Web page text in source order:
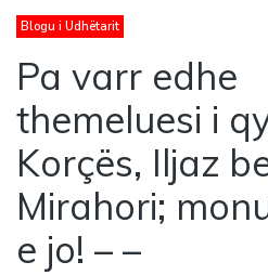
Blogu i Udhëtarit
Pa varr edhe
themeluesi i
Korçës, Iljaz
Mirahori;
e jo! – –